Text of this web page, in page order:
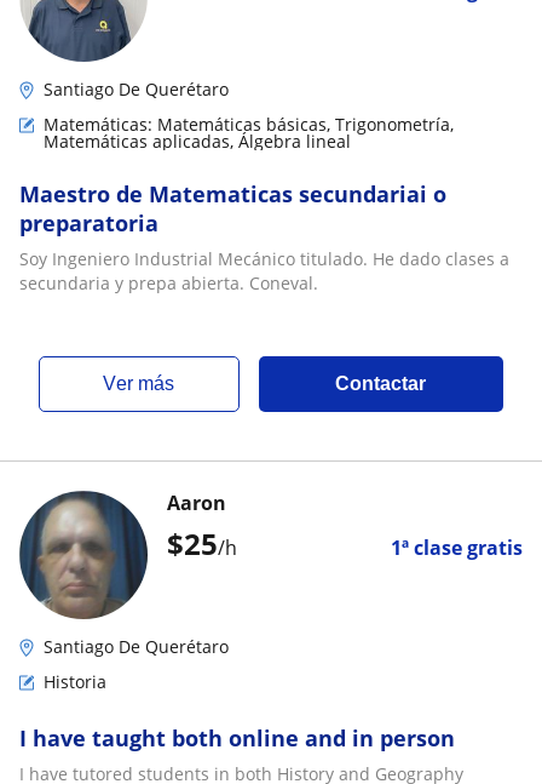
Santiago De Querétaro
Matemáticas: Matemáticas básicas, Trigonometría,
Matemáticas aplicadas, Álgebra lineal
Maestro de Matematicas secundariai o
preparatoria
Soy Ingeniero Industrial Mecánico titulado. He dado clases a
secundaria y prepa abierta. Coneval.
ver más Contactar
$25/h 1ª clase gratis
Aaron
Santiago De Querétaro
Historia
I have taught both online and in person
I have tutored students in both History and Geography